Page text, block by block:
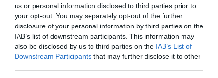
us or personal information disclosed to third parties prior to
your opt-out. You may separately opt-out of the further
disclosure of your personal information by third parties on the
IAB’s list of downstream participants. This information may
also be disclosed by us to third parties on the IAB’s List of
Downstream Participants that may further disclose it to other